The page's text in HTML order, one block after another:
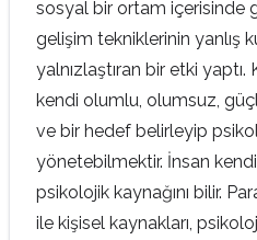
sosyal bir ortam içerisinde
gelişim tekniklerinin yanlış
yalnızlaştıran bir etki
kendi olumlu, olumsuz,
ve bir hedef belirleyip
yönetebilmektir. İnsan
psikolojik kaynağını bilir.
ile kişisel kaynakları,